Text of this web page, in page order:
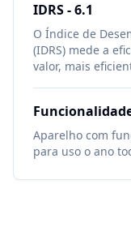
IDRS -6.1
O Índice de
(IDRS) mede a
valor, mais
Aparelho com
para uso o ano